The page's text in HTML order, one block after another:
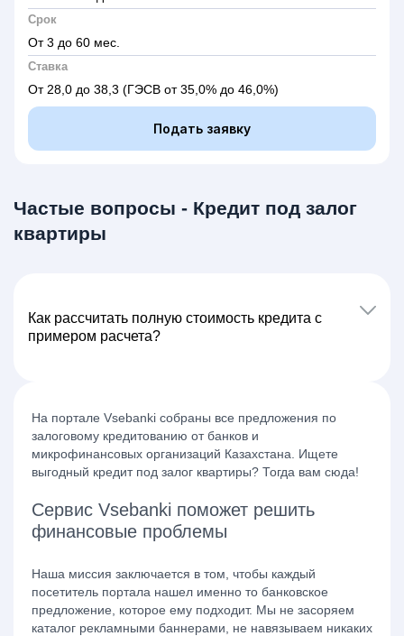
Срок
От 3 до 60 мес.
Ставка
От 28,0 до 38,3 (ГЭСВ от 35,0% до 46,0%)
Подать заявку
Частые вопросы - Кредит под залог
квартиры
Как расcчитать полную стоимость кредита с
примером расчета?
На портале Vsebanki собраны все предложения по
залоговому кредитованию от банков и
микрофинансовых организаций Казахстана. Ищете
выгодный кредит под залог квартиры? Тогда вам сюда!
Сервис Vsebanki поможет решить
финансовые проблемы
Наша миссия заключается в том, чтобы каждый
посетитель портала нашел именно то банковское
предложение, которое ему подходит. Мы не засоряем
каталог рекламными баннерами, не навязываем никаких